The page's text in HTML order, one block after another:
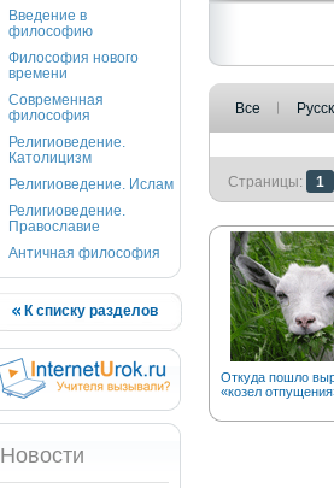
Введение в
философию
Философия нового
времени
Современная
философия
Религиоведение.
Католицизм
Религиоведение. Ислам
Религиоведение.
Православие
Античная философия
К списку разделов
Новости
Все
Страницы: 1
Откуда пошло
«козел